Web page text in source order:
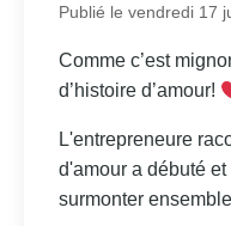
Publié le vendredi 17
Comme c’est
d’histoire d’amour!
L'entrepreneure
d'amour a débuté
surmonter